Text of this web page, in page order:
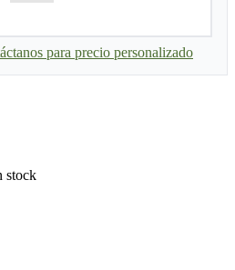
para precio personalizado
stock